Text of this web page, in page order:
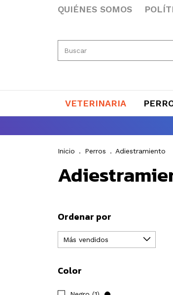
QUIÉNES SOMOS
VETERINARIA
Inicio . Perros . Adiestramiento
Ordenar por
Color